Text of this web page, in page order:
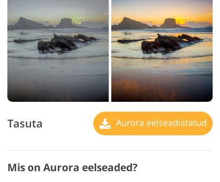
Tasuta Aurora eelseadistatud
Mis on Aurora eelseaded?